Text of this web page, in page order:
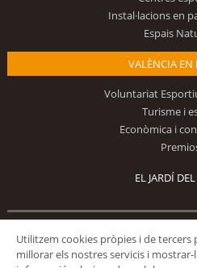
Instal·lacions en
Espais
VALÈNCIA EN
Voluntariat
Turisme i
Econòmica i
EL JARDÍ
Utilitzem cookies pròpies i de tercers
millorar els nostres servicis i mostrar-